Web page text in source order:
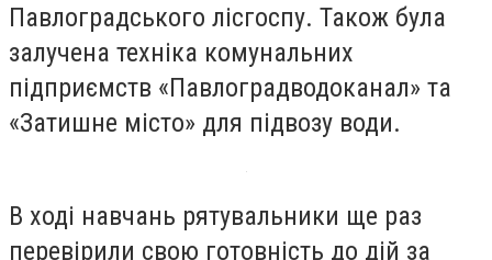
Павлоградського лісгоспу. Також була
залучена техніка комунальних
підприємств «Павлоградводоканал» та
«Затишне місто» для підвозу води.
В ході навчань рятувальники ще раз
перевірили свою готовність до дій за